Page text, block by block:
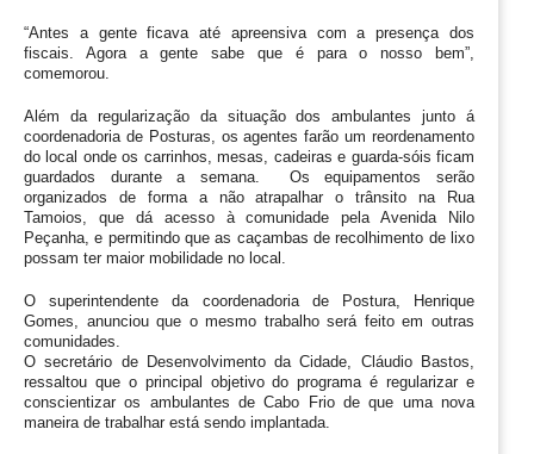
“Antes a gente ficava até apreensiva com a presença dos
fiscais. Agora a gente sabe que é para o nosso bem”,
comemorou.
Além da regularização da situação dos ambulantes junto á
coordenadoria de Posturas, os agentes farão um reordenamento
do local onde os carrinhos, mesas, cadeiras e guarda-sóis ficam
guardados durante a semana.  Os equipamentos serão
organizados de forma a não atrapalhar o trânsito na Rua
Tamoios, que dá acesso à comunidade pela Avenida Nilo
Peçanha, e permitindo que as caçambas de recolhimento de lixo
possam ter maior mobilidade no local.
O superintendente da coordenadoria de Postura, Henrique
Gomes, anunciou que o mesmo trabalho será feito em outras
comunidades.
O secretário de Desenvolvimento da Cidade, Cláudio Bastos,
ressaltou que o principal objetivo do programa é regularizar e
conscientizar os ambulantes de Cabo Frio de que uma nova
maneira de trabalhar está sendo implantada.